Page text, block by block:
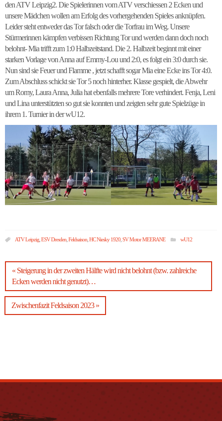
den ATV Leipzig2. Die Spielerinnen vom ATV verschiessen 2 Ecken und
unsere Mädchen wollen am Erfolg des vorhergehenden Spieles anknüpfen.
Leider steht entweder das Tor falsch oder die Torfrau im Weg. Unsere
Stürmerinnen kämpfen verbissen Richtung Tor und werden dann doch noch
belohnt- Mia trifft zum 1:0 Halbzeitstand. Die 2. Halbzeit beginnt mit einer
starken Vorlage von Anna auf Emmy-Lou und 2:0, es folgt ein 3:0 durch sie.
Nun sind sie Feuer und Flamme , jetzt schafft sogar Mia eine Ecke ins Tor 4:0.
Zum Abschluss schickt sie Tor 5 noch hinterher. Klasse gespielt, die Abwehr
um Romy, Laura Anna, Julia hat ebenfalls mehrere Tore verhindert. Fenja, Leni
und Lina unterstützten so gut sie konnten und zeigten sehr gute Spielzüge in
ihrem 1. Turnier in der wU12.
ATV Leipzig ESV Dresden Feldsaison HC Niesky 1920 SV Motor MEERANE wU12
« Steigerung in der zweiten Hälfte wird nicht belohnt (bzw. zahlreiche
Ecken werden nicht genutzt)…
Zwischenfazit Feldsaison 2023 »